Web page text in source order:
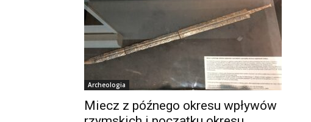
Archeologia
Miecz z późnego okresu wpływów